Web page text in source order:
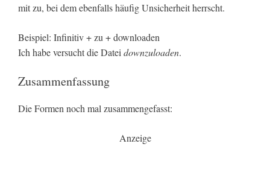
mit zu, bei dem ebenfalls häufig Unsicherheit herrscht.
Beispiel: Infinitiv + zu + downloaden
Ich habe versucht die Datei downzuloaden.
Zusammenfassung
Die Formen noch mal zusammengefasst:
Anzeige